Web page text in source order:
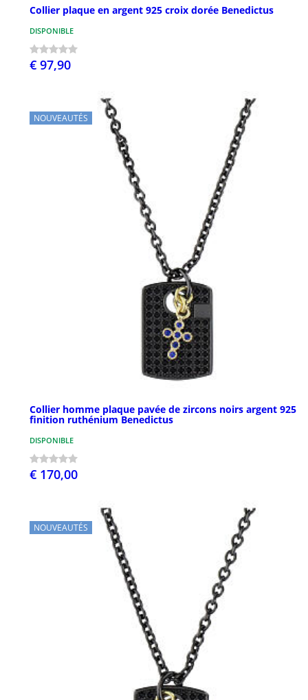
Collier plaque en argent 925 croix dorée Benedictus
DISPONIBLE
€ 97,90
NOUVEAUTÉS
Collier homme plaque pavée de zircons noirs argent 925
finition ruthénium Benedictus
DISPONIBLE
€ 170,00
NOUVEAUTÉS